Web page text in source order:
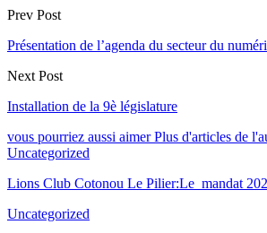
Prev Post
Présentation de l’agenda du secteur du
Next Post
Installation de la 9è législature
vous pourriez aussi aimer Plus d'articles de
Uncategorized
Lions Club Cotonou Le Pilier:Le mandat
Uncategorized